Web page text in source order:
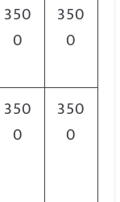
350
0
350
0
350
0
350
0